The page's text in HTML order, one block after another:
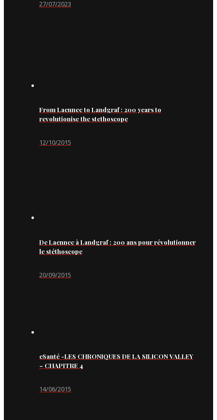
27/07/2023
From Laennec to Landgraf : 200 years to
revolutionise the stethoscope
12/10/2015
De Laennec à Landgraf : 200 ans pour révolutionner
le stéthoscope
20/09/2015
eSanté -LES CHRONIQUES DE LA SILICON VALLEY
– CHAPITRE 4
14/06/2015